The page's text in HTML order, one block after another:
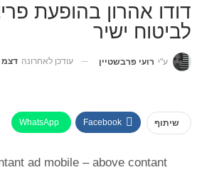
דודו אהרון בהופעת
לביטוח ישיר
ע"י רועי פרבשטיין עודכן לאחרונה דצמ 3, 2010
שיתוף Facebook
WhatsApp